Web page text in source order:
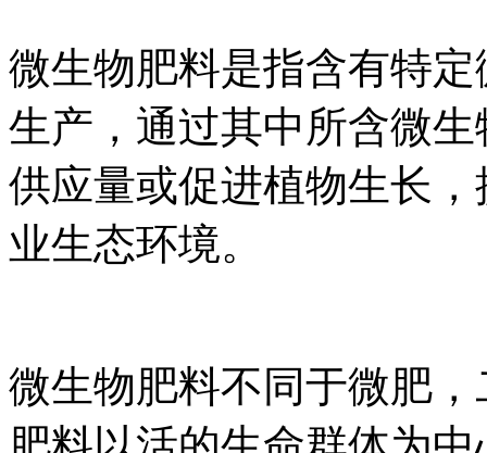
微生物肥料是指含有特
生产，通过其中所含微
供应量或促进植物生长
业生态环境。
微生物肥料不同于微肥